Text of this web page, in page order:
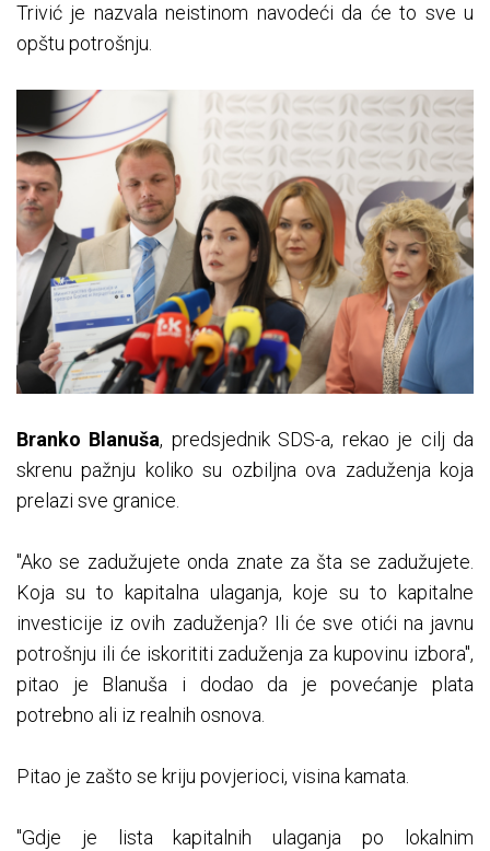
Trivić je nazvala neistinom navodeći da će to sve u
opštu potrošnju.
Branko Blanuša, predsjednik SDS-a, rekao je cilj da
skrenu pažnju koliko su ozbiljna ova zaduženja koja
prelazi sve granice.
"Ako se zadužujete onda znate za šta se zadužujete.
Koja su to kapitalna ulaganja, koje su to kapitalne
investicije iz ovih zaduženja? Ili će sve otići na javnu
potrošnju ili će iskorititi zaduženja za kupovinu izbora",
pitao je Blanuša i dodao da je povećanje plata
potrebno ali iz realnih osnova.
Pitao je zašto se kriju povjerioci, visina kamata.
"Gdje je lista kapitalnih ulaganja po lokalnim